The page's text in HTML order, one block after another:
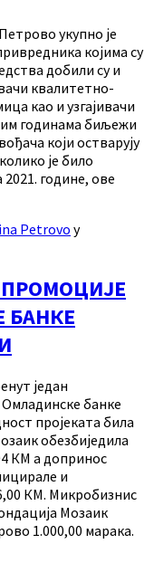
укупно је
којима су
добили су и
квалитетно-
као и узгајивачи
годинама биљежи
који остварују
је било
године, ове
Petrovoу
БАНКЕ
један
банке
пројеката била
обезбиједила
КМ а допринос
и
КМ. Микробизнис
Мозаик
1.000,00 марака.